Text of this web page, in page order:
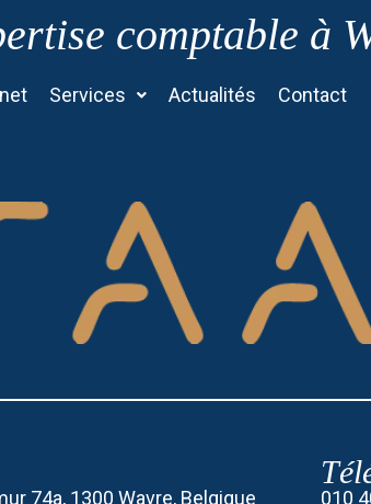
comptable à
Services Actualités Contact
74a, 1300 Wavre, Belgique 010